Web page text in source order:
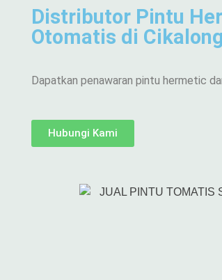
Distributor Pintu
Otomatis di
Dapatkan penawaran pintu hermetic
Hubungi Kami